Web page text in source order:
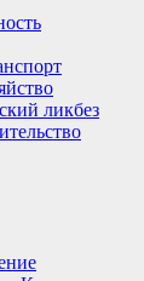
ликбез